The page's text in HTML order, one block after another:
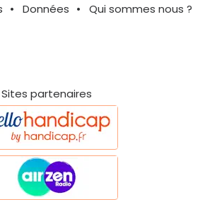
Données Qui sommes nous ?
Sites partenaires